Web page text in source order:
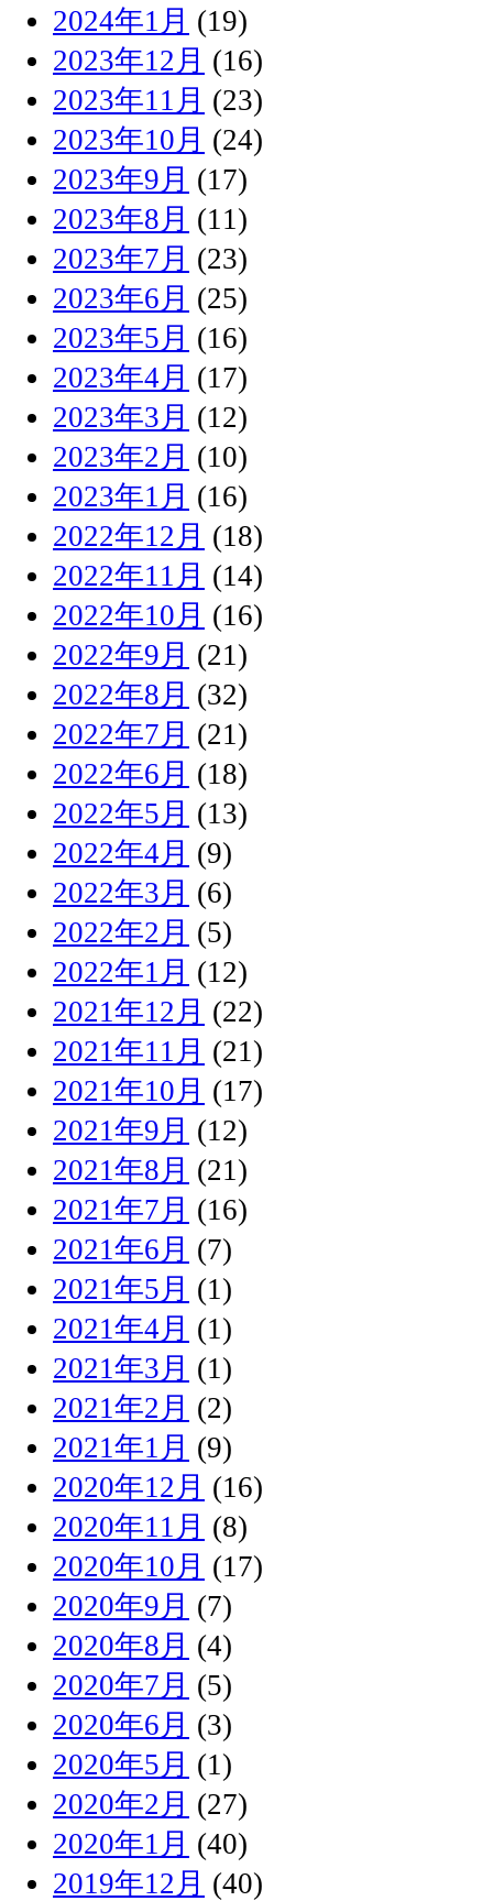
2024年1月 (19)
2023年12月 (16)
2023年11月 (23)
2023年10月 (24)
2023年9月 (17)
2023年8月 (11)
2023年7月 (23)
2023年6月 (25)
2023年5月 (16)
2023年4月 (17)
2023年3月 (12)
2023年2月 (10)
2023年1月 (16)
2022年12月 (18)
2022年11月 (14)
2022年10月 (16)
2022年9月 (21)
2022年8月 (32)
2022年7月 (21)
2022年6月 (18)
2022年5月 (13)
2022年4月 (9)
2022年3月 (6)
2022年2月 (5)
2022年1月 (12)
2021年12月 (22)
2021年11月 (21)
2021年10月 (17)
2021年9月 (12)
2021年8月 (21)
2021年7月 (16)
2021年6月 (7)
2021年5月 (1)
2021年4月 (1)
2021年3月 (1)
2021年2月 (2)
2021年1月 (9)
2020年12月 (16)
2020年11月 (8)
2020年10月 (17)
2020年9月 (7)
2020年8月 (4)
2020年7月 (5)
2020年6月 (3)
2020年5月 (1)
2020年2月 (27)
2020年1月 (40)
2019年12月 (40)